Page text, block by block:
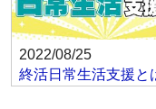
2022/08/25
終活日常生活支援と